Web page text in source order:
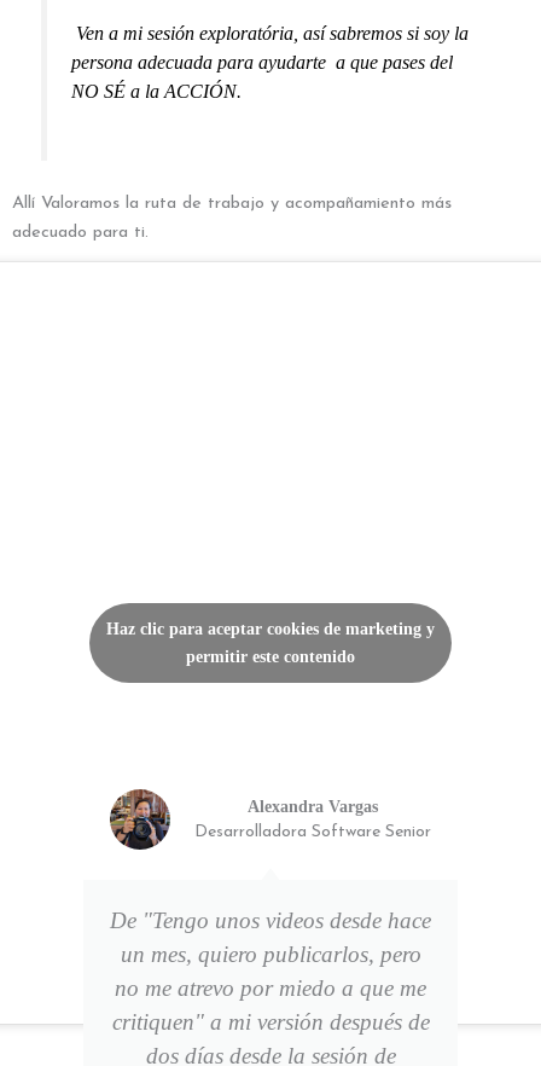
Ven a mi sesión exploratória, así sabremos si soy la
persona adecuada para ayudarte a que pases del
NO SÉ a la ACCIÓN.
Allí Valoramos la ruta de trabajo y acompañamiento más
adecuado para ti.
Haz clic para aceptar cookies de marketing y
permitir este contenido
De "Tengo unos videos desde hace
un mes, quiero publicarlos, pero
no me atrevo por miedo a que me
critiquen" a mi versión después de
dos días desde la sesión de
Alexandra Vargas
Desarrolladora Software Senior